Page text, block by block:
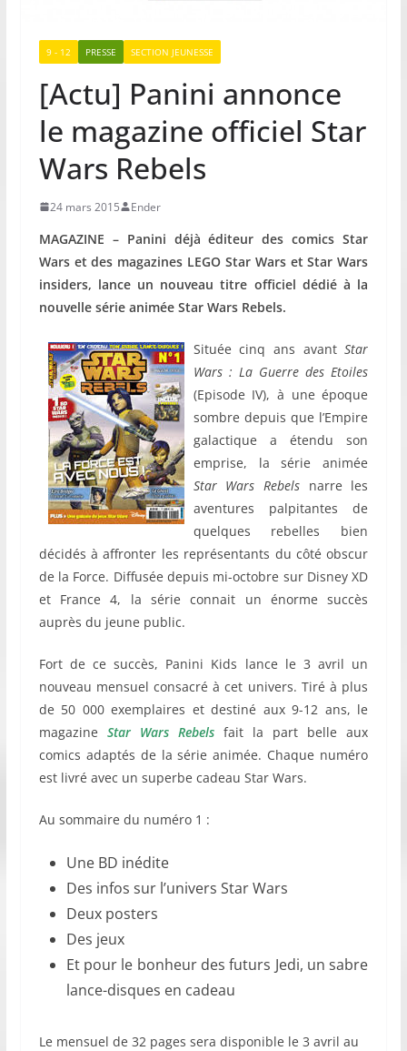
9 - 12 PRESSE SECTION JEUNESSE
[Actu] Panini annonce
le magazine officiel Star
Wars Rebels
24 mars 2015 Ender
MAGAZINE – Panini déjà éditeur des comics Star
Wars et des magazines LEGO Star Wars et Star Wars
insiders, lance un nouveau titre officiel dédié à la
nouvelle série animée Star Wars Rebels.
Située cinq ans avantStar
Wars : La Guerre des Etoiles
(Episode IV), à une époque
sombre depuis que l’Empire
galactique a étendu son
emprise, la série animée
Star Wars Rebels narre les
aventures palpitantes de
quelques rebelles bien
décidés à affronter les représentants du côté obscur
de la Force. Diffusée depuis mi-octobre sur Disney XD
et France 4, la série connait un énorme succès
auprès du jeune public.
Fort de ce succès, Panini Kids lance le 3 avril un
nouveau mensuel consacré à cet univers. Tiré à plus
de 50 000 exemplaires et destiné aux 9-12 ans, le
magazine Star Wars Rebelsfait la part belle aux
comics adaptés de la série animée. Chaque numéro
est livré avec un superbe cadeau Star Wars.
Au sommaire du numéro 1 :
Une BD inédite
Des infos sur l’univers Star Wars
Deux posters
Des jeux
Et pour le bonheur des futurs Jedi, un sabre
lance-disques en cadeau
Le mensuel de 32 pages sera disponible le 3 avril au